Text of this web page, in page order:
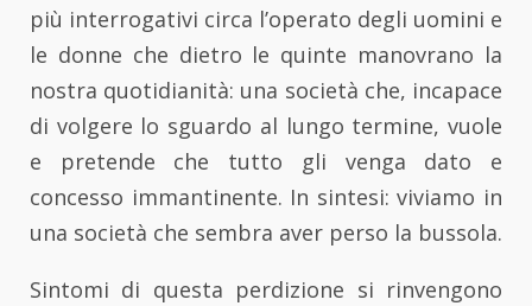
più interrogativi circa l’operato degli uomini e
le donne che dietro le quinte manovrano la
nostra quotidianità: una società che, incapace
di volgere lo sguardo al lungo termine, vuole
e pretende che tutto gli venga dato e
concesso immantinente. In sintesi: viviamo in
una società che sembra aver perso la bussola.
Sintomi di questa perdizione si rinvengono